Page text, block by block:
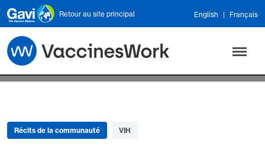
Skip to main content
Retour au site principal English Français
Récits de la communauté VIH